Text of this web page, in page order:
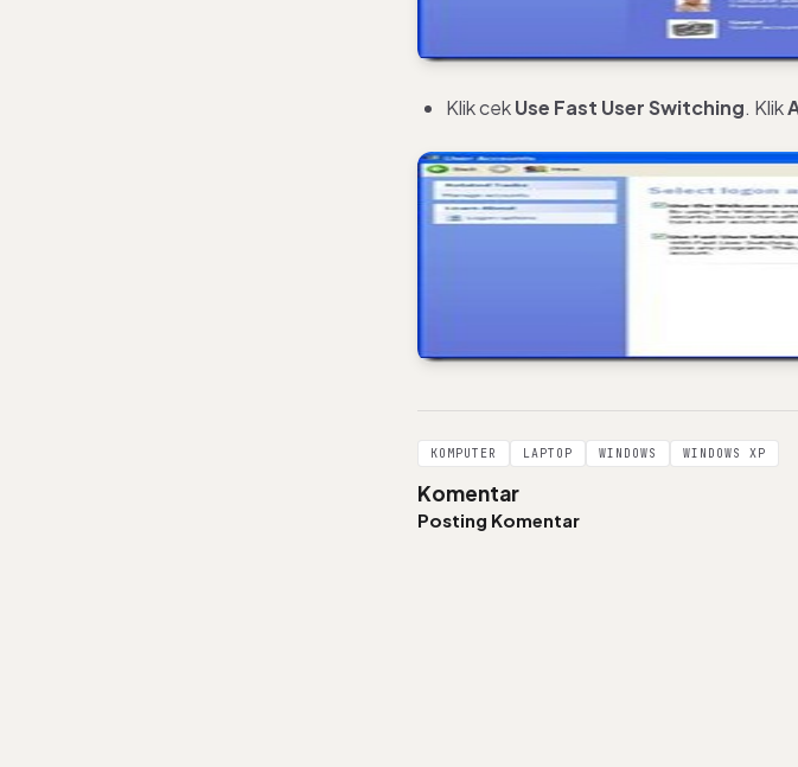
Klik cekUse Fast User Switching. Klik
KOMPUTER LAPTOP WINDOWS WINDOWS XP
Komentar
Posting Komentar